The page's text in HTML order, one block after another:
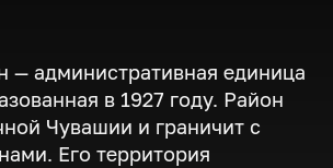
административная единица
в 1927 году. Район
Чувашии и граничит с
Его территория